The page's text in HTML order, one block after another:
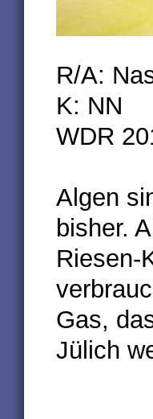
R/A:
K: NN
WDR
Algen
bisher.
Riesen-
Gas,
Jülich